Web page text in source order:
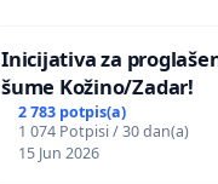
Inicijativa za
šume Kožino/Zadar!
2 783 potpis(a)
1 074 Potpisi / 30 dan(a)
15 Jun 2026